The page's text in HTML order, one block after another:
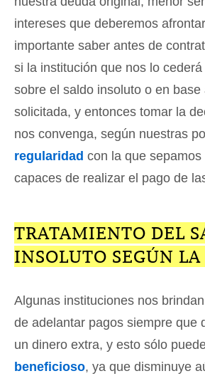
intereses que deberemos
importante saber antes de
si la institución que nos lo
sobre el saldo insoluto o en base
solicitada, y entonces tomar la
nos convenga, según nuestras
regularidad con la que
capaces de realizar el pago de
TRATAMIENTO DEL
INSOLUTO SEGÚN
Algunas instituciones nos
de adelantar pagos siempre que
un dinero extra, y esto sólo
beneficioso, ya que disminuye